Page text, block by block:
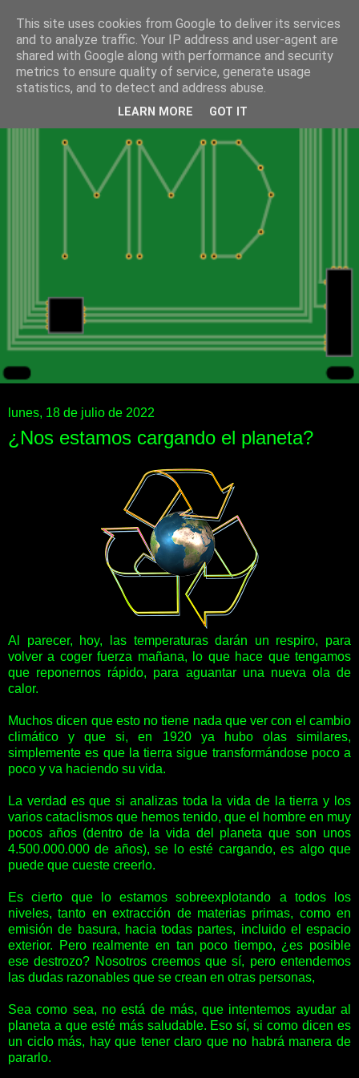
lunes, 18 de julio de 2022
¿Nos estamos cargando el planeta?
Al parecer, hoy, las temperaturas darán un respiro, para
volver a coger fuerza mañana, lo que hace que tengamos
que reponernos rápido, para aguantar una nueva ola de
calor.
Muchos dicen que esto no tiene nada que ver con el cambio
climático y que si, en 1920 ya hubo olas similares,
simplemente es que la tierra sigue transformándose poco a
poco y va haciendo su vida.
La verdad es que si analizas toda la vida de la tierra y los
varios cataclismos que hemos tenido, que el hombre en muy
pocos años (dentro de la vida del planeta que son unos
4.500.000.000 de años), se lo esté cargando, es algo que
puede que cueste creerlo.
Es cierto que lo estamos sobreexplotando a todos los
niveles, tanto en extracción de materias primas, como en
emisión de basura, hacia todas partes, incluido el espacio
exterior. Pero realmente en tan poco tiempo, ¿es posible
ese destrozo? Nosotros creemos que sí, pero entendemos
las dudas razonables que se crean en otras personas,
Sea como sea, no está de más, que intentemos ayudar al
planeta a que esté más saludable. Eso sí, si como dicen es
un ciclo más, hay que tener claro que no habrá manera de
pararlo.
This site uses cookies from Google to deliver its services
and to analyze traffic. Your IP address and user-agent are
shared with Google along with performance and security
metrics to ensure quality of service, generate usage
statistics, and to detect and address abuse.
LEARN MORE GOT IT